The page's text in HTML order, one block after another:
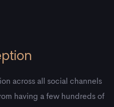
across all social channels
having a few hundreds of